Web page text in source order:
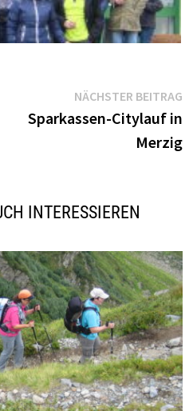
NÄCHSTER BEITRAG
Sparkassen-Citylauf in
Merzig
INTERESSIEREN